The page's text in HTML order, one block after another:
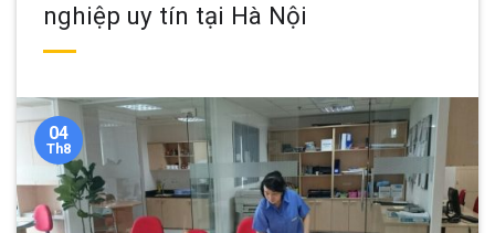
nghiệp uy tín tại Hà Nội
04
Th8